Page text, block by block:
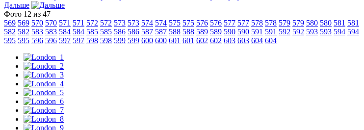
Дальше
Фото 12 из 47
569 569 570 570 571 571 572 572 573 573 574 574 575 575 576 576 577 577 578 578 579 579 580 580 581 581
582 582 583 583 584 584 585 585 586 586 587 587 588 588 589 589 590 590 591 591 592 592 593 593 594 594
595 595 596 596 597 597 598 598 599 599 600 600 601 601 602 602 603 603 604 604